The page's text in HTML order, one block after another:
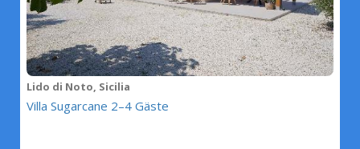
Lido di Noto, Sicilia
Villa Sugarcane 2–4 Gäste